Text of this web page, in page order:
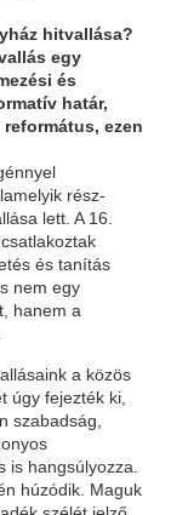
hitvallása?
egy
és
határ,
ezen
rész-
lett. A 16.
és tanítás
nem egy
hanem a
a közös
úgy fejezték ki,
szabadság,
is hangsúlyozza.
húzódik. Maguk